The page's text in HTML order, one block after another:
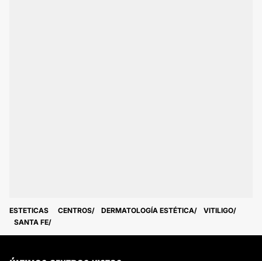
ESTETICAS CENTROS DERMATOLOGÍA ESTÉTICA
VITILIGO
SANTA FE